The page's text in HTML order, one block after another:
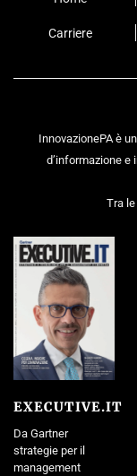
Carriere
InnovazionePA è
d’informazione e
Tra
EXECUTIVE.IT
Da Gartner
strategie per il
management